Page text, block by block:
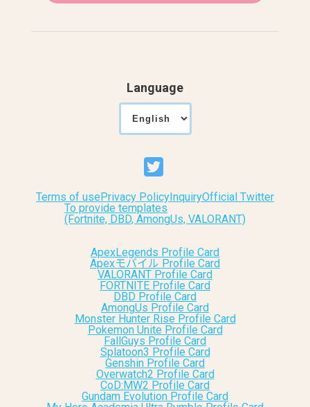
Language
Terms of usePrivacy Policy InquiryOfficial Twitter
To provide templates
(Fortnite, DBD, AmongUs, VALORANT)
ApexLegends Profile Card
Apexモバイル Profile Card
VALORANT Profile Card
FORTNITE Profile Card
DBD Profile Card
AmongUs Profile Card
Monster Hunter Rise Profile Card
Pokemon Unite Profile Card
FallGuys Profile Card
Splatoon3 Profile Card
Genshin Profile Card
Overwatch2 Profile Card
CoD:MW2 Profile Card
Gundam Evolution Profile Card